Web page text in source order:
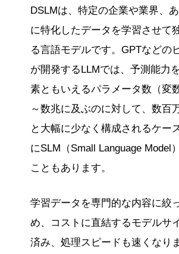
DSLMは、特定の企業や業界、
に特化したデータを学習させて
る言語モデルです。GPTなどの
が開発するLLMでは、予測能力
素ともいえるパラメータ数（変
～数兆に及ぶのに対して、数百
と大幅に少なく構成されるケー
にSLM（Small Language Model
こともあります。
学習データを専門的な内容に絞
め、コストに直結するモデルサ
済み、処理スピードも速くなり